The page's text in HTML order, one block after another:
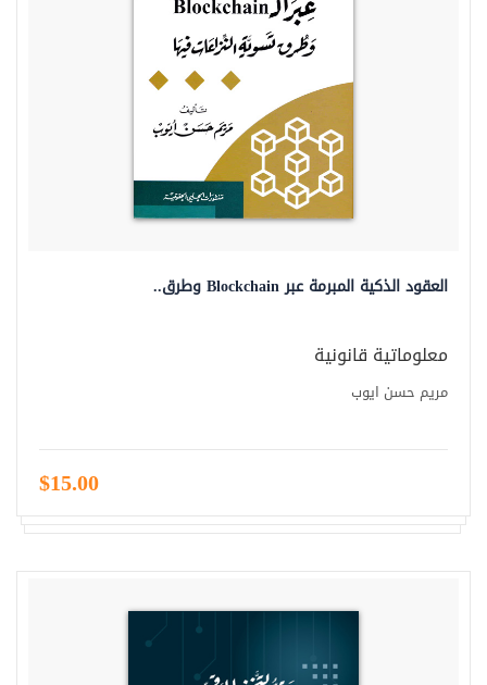
العقود الذكية المبرمة عبر Blockchain وطرق..
معلوماتية قانونية
مريم حسن ايوب
$15.00